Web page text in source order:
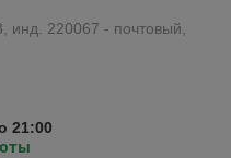
инд. 220067 - почтовый,
21:00